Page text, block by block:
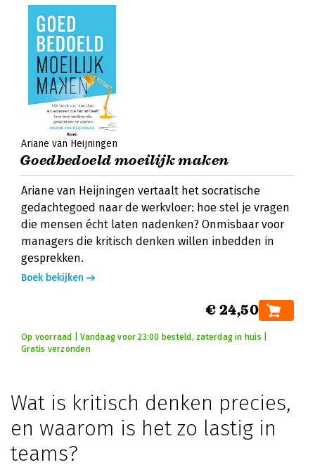
Ariane van Heijningen
Goedbedoeld moeilijk maken
Ariane van Heijningen vertaalt het socratische
gedachtegoed naar de werkvloer: hoe stel je vragen
die mensen écht laten nadenken? Onmisbaar voor
managers die kritisch denken willen inbedden in
gesprekken.
Boek bekijken
€ 24,50
Op voorraad | Vandaag voor 23:00 besteld, zaterdag in huis |
Gratis verzonden
Wat is kritisch denken precies,
en waarom is het zo lastig in
teams?